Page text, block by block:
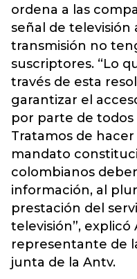
ordena a las
señal de televisión
transmisión no
suscriptores. “Lo
través de esta
garantizar el
por parte de todos
Tratamos de
mandato
colombianos
información, al
prestación del
televisión”, explicó
representante de
junta de la Antv.